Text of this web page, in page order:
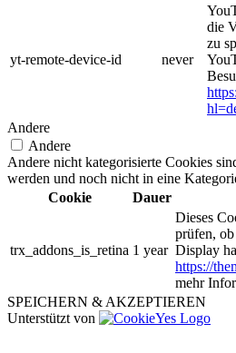
yt-remote-device-id never
die
zu
Andere
Andere
Andere nicht kategorisierte Cookies
werden und noch nicht in eine
Cookie
Dauer
trx_addons_is_retina 1 year
Dieses
prüfen,
Display
https://
mehr
SPEICHERN & AKZEPTIEREN
Unterstützt von